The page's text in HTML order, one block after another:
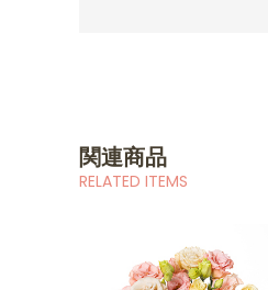
関連商品
RELATED ITEMS